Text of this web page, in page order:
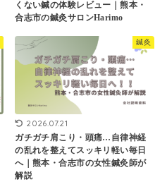
くない鍼の体験レビュー｜熊本・
合志市の鍼灸サロンHarimo
鍼灸
2026.07.21
ガチガチ肩こり・頭痛…自律神経
の乱れを整えてスッキリ軽い毎日
へ｜熊本・合志市の女性鍼灸師が
解説